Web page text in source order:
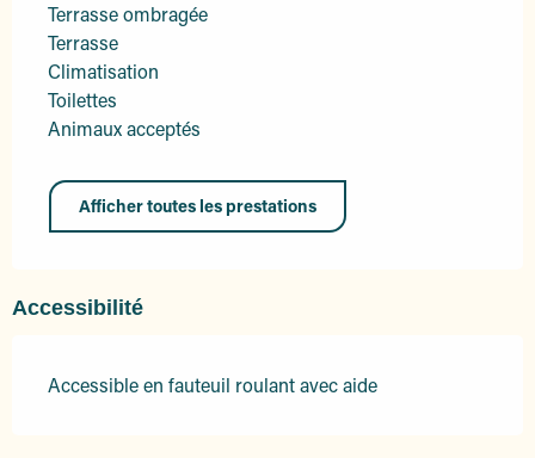
Terrasse ombragée
Terrasse
Climatisation
Toilettes
Animaux acceptés
Afficher toutes les prestations
Accessibilité
Accessible en fauteuil roulant avec aide